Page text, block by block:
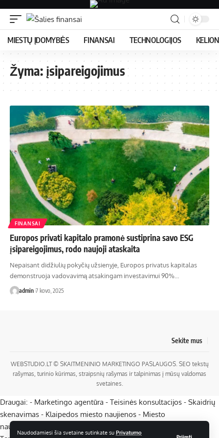
Naudodamiesi šia svetaine sutinkate su Privatumo
Priimti
MIESTŲ ĮDOMYBĖS FINANSAI TECHNOLOGIJOS
Žyma: įsipareigojimus
FINANSAI
Europos privati ​​kapitalo pramonė sustiprina savo ESG
įsipareigojimus, rodo naujoji ataskaita
Nepaisant didžiulių pokyčių užsienyje, Europos privatus kapitalas
demonstruoja vadovavimą atsakingam investavimui 90%…
admin 7 kovo, 2025
Sekite mus
WEBSTUDIO.LT© SKAITMENINIO MARKETINGO PASLAUGOS. SEO tekstų
rašymas, turinio kūrimas, straipsnių rašymas ir talpinimas į mūsų valdomas
svetaines.
Draugai: - Marketingo agentūra - Teisinės konsultacijos - Skaidrių
skenavimas - Klaipedos miesto naujienos - Miesto
naujienos